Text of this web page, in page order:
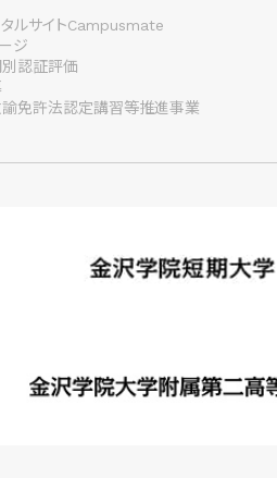
ルサイトCampusmate
ジ
認証評価
免許法認定講習等推進事業